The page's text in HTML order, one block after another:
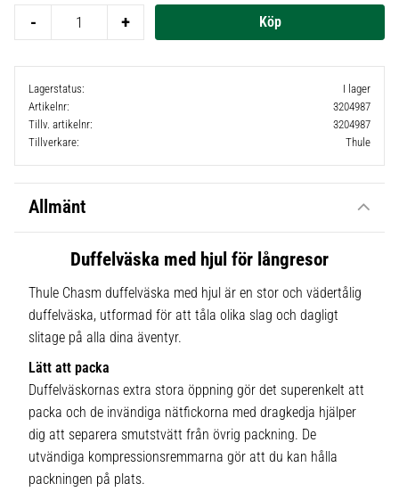
+
-
Lagerstatus
I lager
Artikelnr
3204987
Tillv. artikelnr
3204987
Tillverkare
Thule
Allmänt
Duffelväska med hjul för långresor
Thule Chasm duffelväska med hjul är en stor och vädertålig
duffelväska, utformad för att tåla olika slag och dagligt
slitage på alla dina äventyr.
Lätt att packa
Duffelväskornas extra stora öppning gör det superenkelt att
packa och de invändiga nätfickorna med dragkedja hjälper
dig att separera smutstvätt från övrig packning. De
utvändiga kompressionsremmarna gör att du kan hålla
packningen på plats.